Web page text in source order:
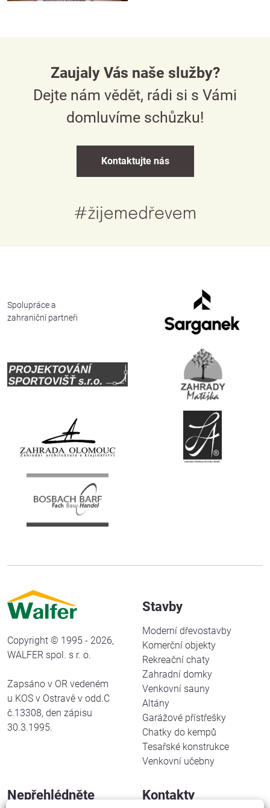
Zaujaly Vás naše služby?
Dejte nám vědět, rádi si s Vámi
domluvíme schůzku!
Kontaktujte nás
Spolupráce a
zahraniční partneři
Copyright © 1995 - 2026,
WALFER spol. s r. o.
Zapsáno v OR vedeném
u KOS v Ostravě v odd.C
č.13308, den zápisu
30.3.1995.
Stavby
Moderní dřevostavby
Komerční objekty
Rekreační chaty
Zahradní domky
Venkovní sauny
Altány
Garážové přístřešky
Chatky do kempů
Tesařské konstrukce
Venkovní učebny
Nepřehlédněte Kontakty
Česky